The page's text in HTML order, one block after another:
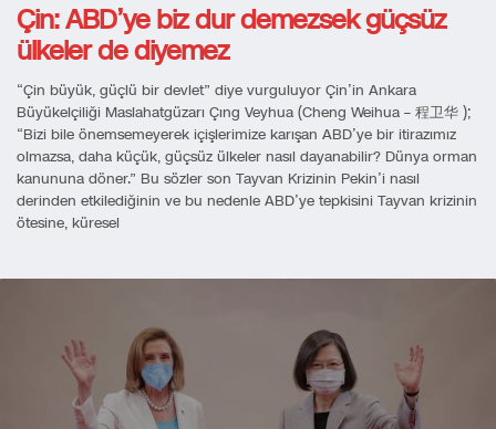
Çin: ABD’ye biz dur demezsek güçsüz
ülkeler de diyemez
“Çin büyük, güçlü bir devlet” diye vurguluyor Çin’in Ankara
Büyükelçiliği Maslahatgüzarı Çıng Veyhua (Cheng Weihua – 程卫华 );
“Bizi bile önemsemeyerek içişlerimize karışan ABD’ye bir itirazımız
olmazsa, daha küçük, güçsüz ülkeler nasıl dayanabilir? Dünya orman
kanununa döner.” Bu sözler son Tayvan Krizinin Pekin’i nasıl
derinden etkilediğinin ve bu nedenle ABD’ye tepkisini Tayvan krizinin
ötesine, küresel